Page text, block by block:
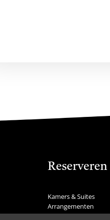
Reserveren
Kamers & Suites
Arrangementen
Feestdagen